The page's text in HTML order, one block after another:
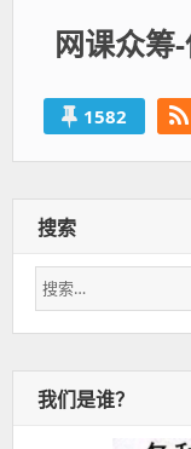
网课众筹
1582
搜索
搜
索：
我们是谁？